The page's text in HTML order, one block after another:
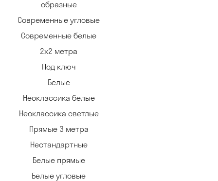
образные
Современные угловые
Современные белые
2х2 метра
Под ключ
Белые
Неоклассика белые
Неоклассика светлые
Прямые 3 метра
Нестандартные
Белые прямые
Белые угловые